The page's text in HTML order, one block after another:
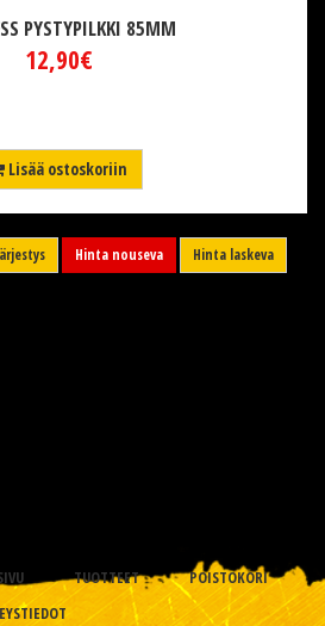
PYSTYPILKKI 85MM
12,90€
Lisää ostoskoriin
Hinta nouseva Hinta laskeva
TUOTTEET
POISTOKORI